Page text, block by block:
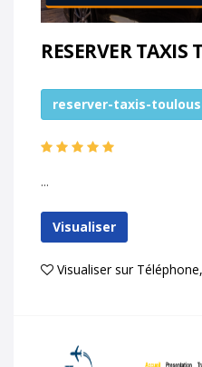
RESERVER TAXIS
reserver-taxis-
...
Visualiser
Visualiser sur